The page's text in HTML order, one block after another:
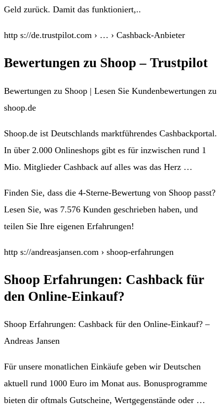
Geld zurück. Damit das funktioniert,..
http s://de.trustpilot.com › … › Cashback-Anbieter
Bewertungen zu Shoop – Trustpilot
Bewertungen zu Shoop | Lesen Sie Kundenbewertungen zu
shoop.de
Shoop.de ist Deutschlands marktführendes Cashbackportal.
In über 2.000 Onlineshops gibt es für inzwischen rund 1
Mio. Mitglieder Cashback auf alles was das Herz …
Finden Sie, dass die 4-Sterne-Bewertung von Shoop passt?
Lesen Sie, was 7.576 Kunden geschrieben haben, und
teilen Sie Ihre eigenen Erfahrungen!
http s://andreasjansen.com › shoop-erfahrungen
Shoop Erfahrungen: Cashback für
den Online-Einkauf?
Shoop Erfahrungen: Cashback für den Online-Einkauf? –
Andreas Jansen
Für unsere monatlichen Einkäufe geben wir Deutschen
aktuell rund 1000 Euro im Monat aus. Bonusprogramme
bieten dir oftmals Gutscheine, Wertgegenstände oder …